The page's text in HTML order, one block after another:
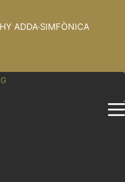
ADDA·SIMFÒNICA